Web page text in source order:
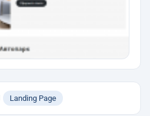
Landing Page